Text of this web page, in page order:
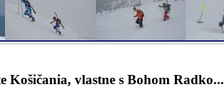
Košičania, vlastne s Bohom Radko...